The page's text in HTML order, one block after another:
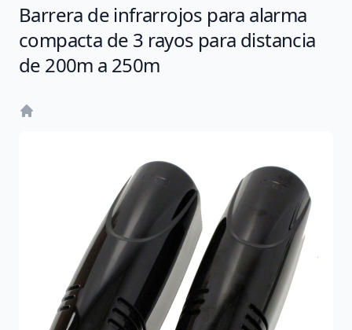
Barrera de infrarrojos para alarma
compacta de 3 rayos para distancia
de 200m a 250m